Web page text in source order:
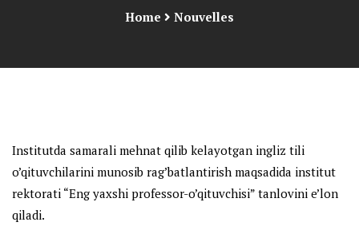
Home Nouvelles
Institutda samarali mehnat qilib kelayotgan ingliz tili
o’qituvchilarini munosib rag’batlantirish maqsadida institut
rektorati “Eng yaxshi professor-o’qituvchisi” tanlovini e’lon
qiladi.